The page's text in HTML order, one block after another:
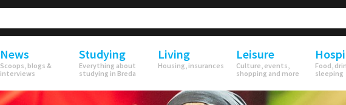
News
Scoops, blogs &
interviews
Studying
Everything about
studying in Breda
Living
Housing, insurances
Leisure
Culture, events,
shopping and more
Food,
sleeping